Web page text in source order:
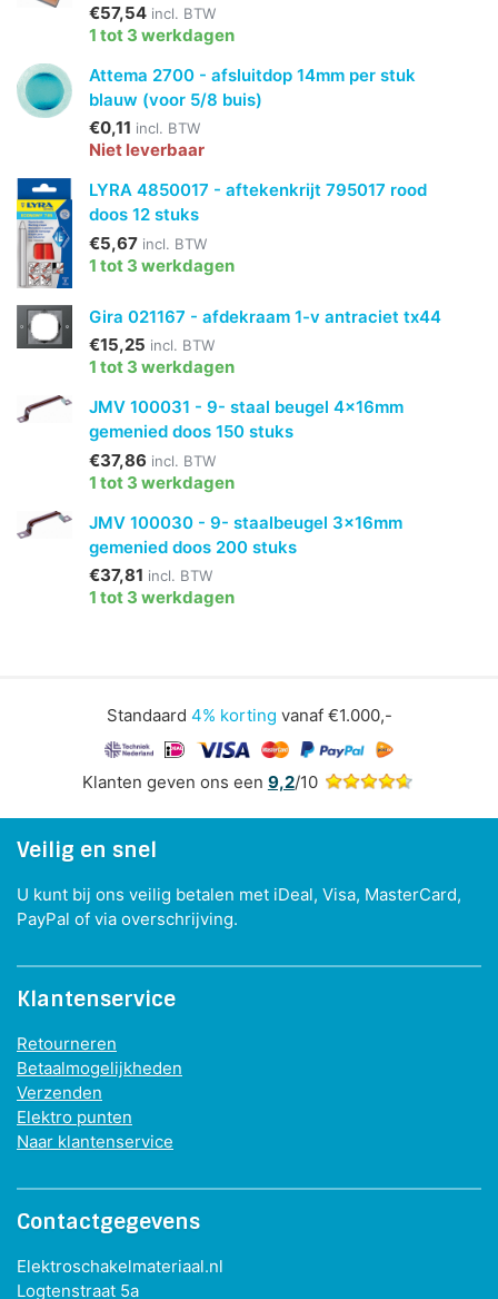
€57,54 incl. BTW
1 tot 3 werkdagen
Attema 2700 - afsluitdop 14mm per stuk
blauw (voor 5/8 buis)
€0,11 incl. BTW
Niet leverbaar
LYRA 4850017 - aftekenkrijt 795017 rood
doos 12 stuks
€5,67 incl. BTW
1 tot 3 werkdagen
Gira 021167 - afdekraam 1-v antraciet tx44
€15,25 incl. BTW
1 tot 3 werkdagen
JMV 100031 - 9- staal beugel 4x16mm
gemenied doos 150 stuks
€37,86 incl. BTW
1 tot 3 werkdagen
JMV 100030 - 9- staalbeugel 3x16mm
gemenied doos 200 stuks
€37,81 incl. BTW
1 tot 3 werkdagen
Standaard 4% korting vanaf €1.000,-
Klanten geven ons een 9,2/10
Veilig en snel
U kunt bij ons veilig betalen met iDeal, Visa, MasterCard,
PayPal of via overschrijving.
Klantenservice
Retourneren
Betaalmogelijkheden
Verzenden
Elektro punten
Naar klantenservice
Contactgegevens
Elektroschakelmateriaal.nl
Logtenstraat 5a